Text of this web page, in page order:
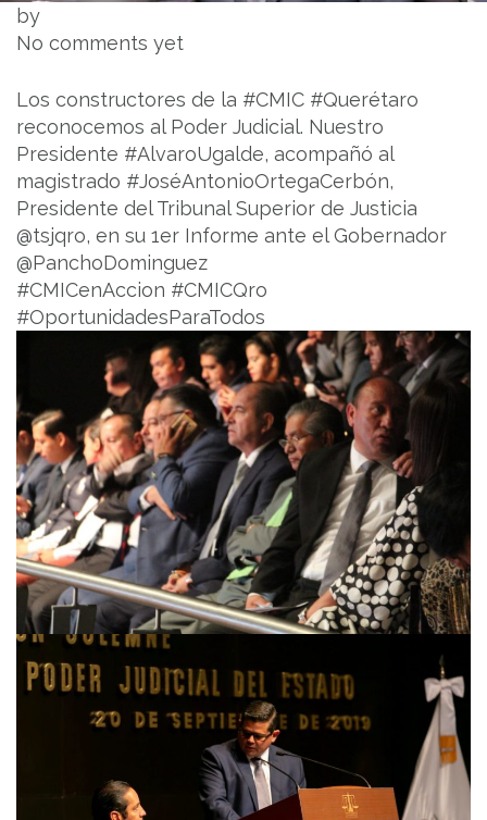
by
No comments yet
Los constructores de la #CMIC #Querétaro
reconocemos al Poder Judicial. Nuestro
Presidente #AlvaroUgalde, acompañó al
magistrado #JoséAntonioOrtegaCerbón,
Presidente del Tribunal Superior de Justicia
@tsjqro, en su 1er Informe ante el Gobernador
@PanchoDominguez
#CMICenAccion #CMICQro
#OportunidadesParaTodos